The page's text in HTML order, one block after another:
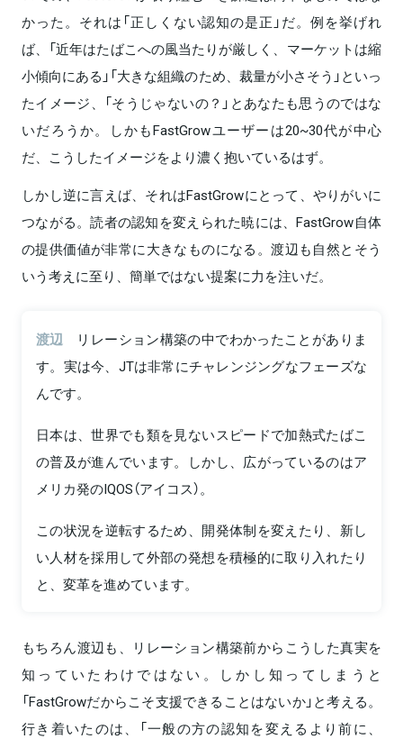
かった。それは「正しくない認知の是正」だ。例を挙げれ
ば、「近年はたばこへの風当たりが厳しく、マーケットは縮
小傾向にある」「大きな組織のため、裁量が小さそう」といっ
たイメージ、「そうじゃないの？」とあなたも思うのではな
いだろうか。しかもFastGrowユーザーは20~30代が中心
だ、こうしたイメージをより濃く抱いているはず。
しかし逆に言えば、それはFastGrowにとって、やりがいに
つながる。読者の認知を変えられた暁には、FastGrow自体
の提供価値が非常に大きなものになる。渡辺も自然とそう
いう考えに至り、簡単ではない提案に力を注いだ。
渡辺
リレーション構築の中でわかったことがありま
す。実は今、JTは非常にチャレンジングなフェーズな
んです。
日本は、世界でも類を見ないスピードで加熱式たばこ
の普及が進んでいます。しかし、広がっているのはア
メリカ発のIQOS（アイコス）。
この状況を逆転するため、開発体制を変えたり、新し
い人材を採用して外部の発想を積極的に取り入れたり
と、変革を進めています。
もちろん渡辺も、リレーション構築前からこうした真実を
知っていたわけではない。しかし知ってしまうと
「FastGrowだからこそ支援できることはないか」と考える。
行き着いたのは、「一般の方の認知を変えるより前に、